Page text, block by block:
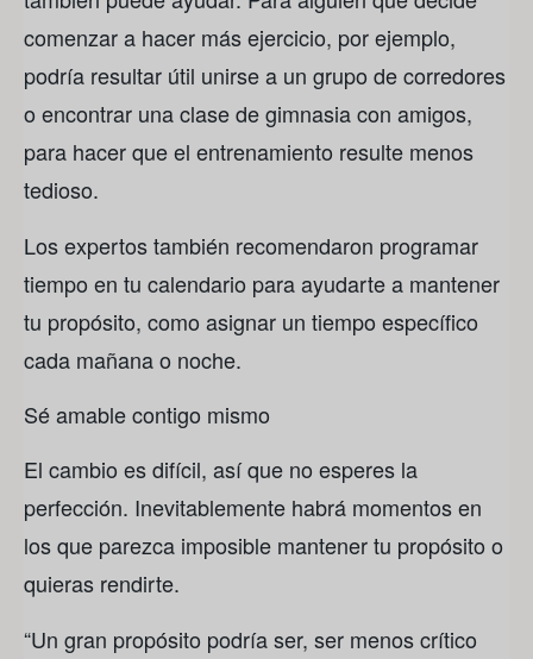
comenzar a hacer más ejercicio, por ejemplo,
podría resultar útil unirse a un grupo de corredores
o encontrar una clase de gimnasia con amigos,
para hacer que el entrenamiento resulte menos
tedioso.
Los expertos también recomendaron programar
tiempo en tu calendario para ayudarte a mantener
tu propósito, como asignar un tiempo específico
cada mañana o noche.
Sé amable contigo mismo
El cambio es difícil, así que no esperes la
perfección. Inevitablemente habrá momentos en
los que parezca imposible mantener tu propósito o
quieras rendirte.
“Un gran propósito podría ser, ser menos crítico